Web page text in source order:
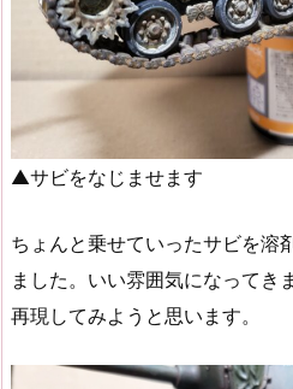
▲サビをなじませます
ちょんと乗せていったサビを溶
ました。いい雰囲気になってき
再現してみようと思います。